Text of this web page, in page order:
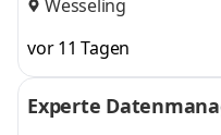
Wesseling
vor 11 Tagen
Experte